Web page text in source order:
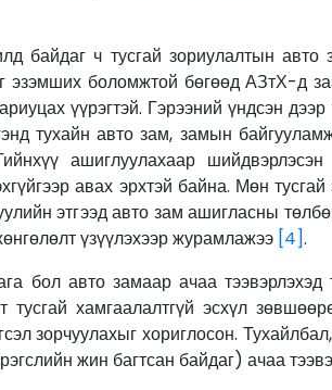
байдаг ч тусгай зориулалтын
эзэмших боломжтой бөгөөд АЗтХ-д
үүрэгтэй. Гэрээний үндсэн
тухайн авто зам, замын
ашиглуулахаар
авах эрхтэй байна. Мөн
этгээд авто зам ашигласны
үзүүлэхээр журамлажээ [4].
бол авто замаар ачаа
хамгаалалтгүй эсхүл
зорчуулахыг хориглосон.
жин багтсан байдаг) ачаа